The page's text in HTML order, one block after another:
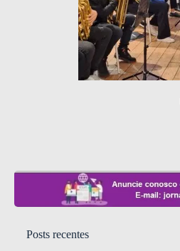
Posts recentes